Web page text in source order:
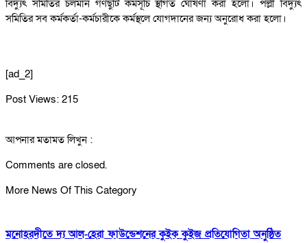
বিদ্যুৎ সমিতির চলমান গণছুটি কর্মসূচি স্থগিত ঘোষণা করা হলো। পল্লী বিদ্যুৎ
সমিতির সব কর্মকর্তা-কর্মচারীকে কর্মস্থলে যোগদানের জন্য অনুরোধ করা হলো।
[ad_2]
Post Views: 215
আপনার মতামত লিখুন :
Comments are closed.
More News Of This Category
মনোহরদীতে দ্য আল-হেরা ফাউন্ডেশনের কুইক কুইজ প্রতিযোগিতা অনুষ্ঠিত